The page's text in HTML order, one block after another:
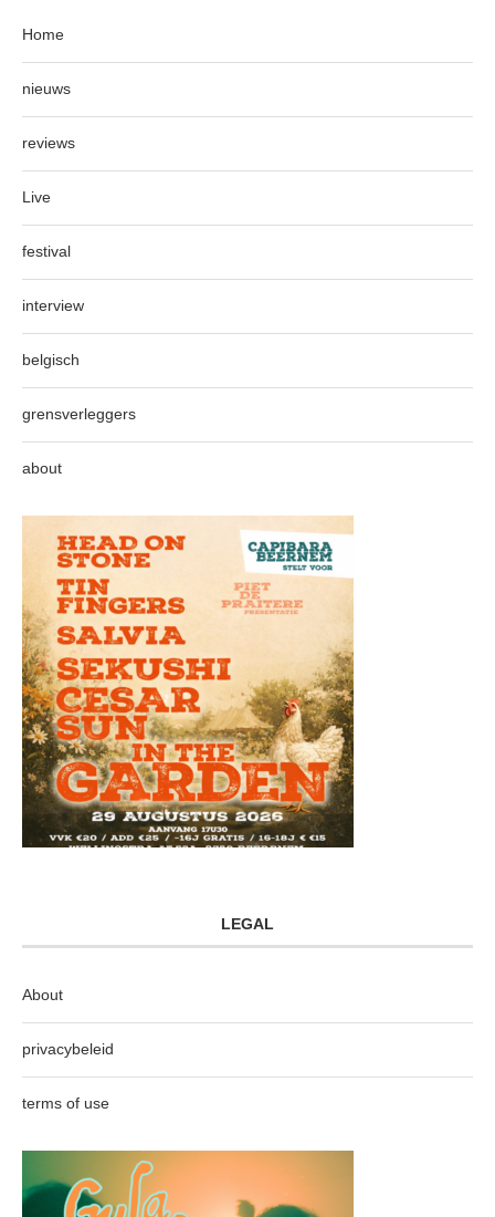
Home
nieuws
reviews
Live
festival
interview
belgisch
grensverleggers
about
LEGAL
About
privacybeleid
terms of use